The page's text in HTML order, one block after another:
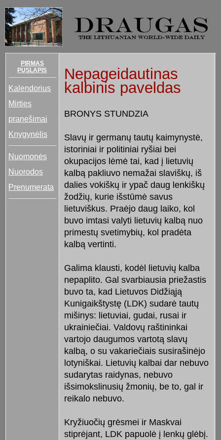
PIRMAS
PUSLAPIS
Kalendorius
Mirties
pranešimai
Knygynėlis
Nuomonės
Nuorodos
Prenumerata
Nepageidautinas
kalbinis paveldas
BRONYS STUNDZIA
Slavų ir germanų tautų kaimynystė,
istoriniai ir politiniai ryšiai bei
okupacijos lėmė tai, kad į lietuvių
kalbą pakliuvo nemažai slaviškų, iš
dalies vokiškų ir ypač daug lenkiškų
žodžių, kurie išstūmė savus
lietuviškus. Praėjo daug laiko, kol
buvo imtasi valyti lietuvių kalbą nuo
primestų svetimybių, kol pradėta
kalbą vertinti.
Galima klausti, kodėl lietuvių kalba
nepaplito. Gal svarbiausia priežastis
buvo ta, kad Lietuvos Didžiąją
Kunigaikštystę (LDK) sudarė tautų
mišinys: lietuviai, gudai, rusai ir
ukrainiečiai. Valdovų raštininkai
vartojo daugumos vartotą slavų
kalbą, o su vakariečiais susirašinėjo
lotyniškai. Lietuvių kalbai dar nebuvo
sudarytas raidynas, nebuvo
išsimokslinusių žmonių, be to, gal ir
reikalo nebuvo.
Kryžiuočių grėsmei ir Maskvai
stiprėjant, LDK papuolė į lenkų glėbį.